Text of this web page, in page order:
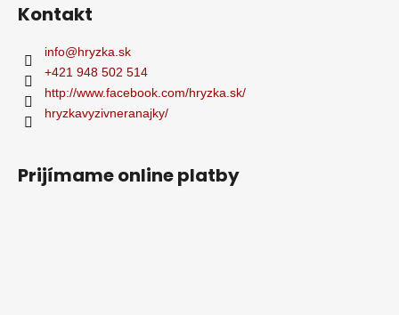
Kontakt
info@hryzka.sk
+421 948 502 514
http://www.facebook.com/hryzka.sk/
hryzkavyzivneranajky/
Prijímame online platby